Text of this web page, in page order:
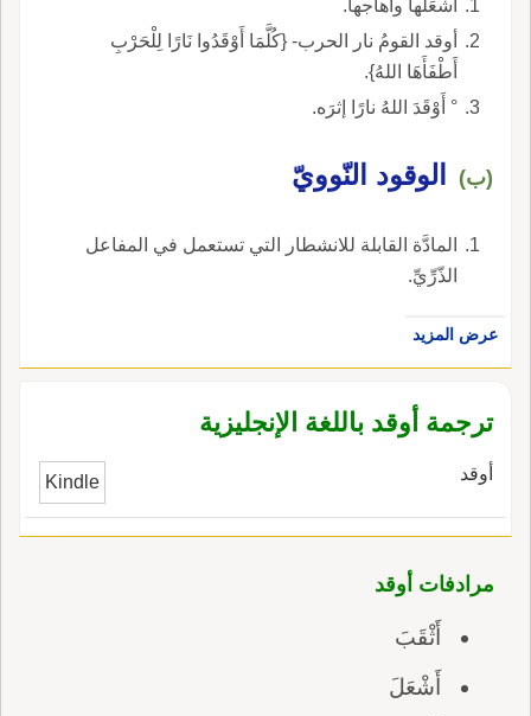
أَشْعَلَها وأهاجها.
أوقد القومُ نار الحرب- {كُلَّمَا أَوْقَدُوا نَارًا لِلْحَرْبِ
أَطْفَأَهَا اللهُ}.
° أَوْقَدَ اللهُ نارًا إثرَه.
(ب) الوقود النّوويّ
المادَّة القابلة للانشطار التي تستعمل في المفاعل
الذّرِّيِّ.
عرض المزيد
ترجمة أوقد باللغة الإنجليزية
أوقد Kindle
مرادفات أوقد
أَثْقَبَ
أَشْعَلَ